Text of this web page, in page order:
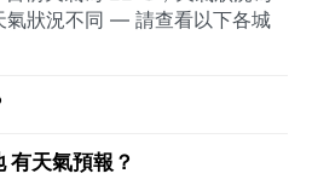
氣狀況不同 — 請查看以下各城
有天氣預報？